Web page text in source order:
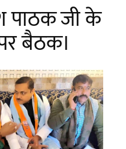
पाठक जी के
बैठक।